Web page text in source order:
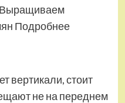
Выращиваем
Подробнее
вертикали, стоит
не на переднем